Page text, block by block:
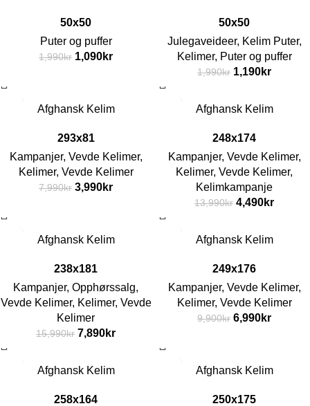
50x50
Puter og puffer
1,990kr 1,090kr
50x50
Julegaveideer, Kelim Puter,
Kelimer, Puter og puffer
1,990kr 1,190kr
Afghansk Kelim
293x81
Kampanjer, Vevde Kelimer,
Kelimer, Vevde Kelimer
7,990kr 3,990kr
Afghansk Kelim
248x174
Kampanjer, Vevde Kelimer,
Kelimer, Vevde Kelimer,
Kelimkampanje
13,990kr 4,490kr
Afghansk Kelim
238x181
Kampanjer, Opphørssalg,
Vevde Kelimer, Kelimer, Vevde
Kelimer
15,990kr 7,890kr
Afghansk Kelim
249x176
Kampanjer, Vevde Kelimer,
Kelimer, Vevde Kelimer
9,900kr 6,990kr
Afghansk Kelim
258x164
Afghansk Kelim
250x175